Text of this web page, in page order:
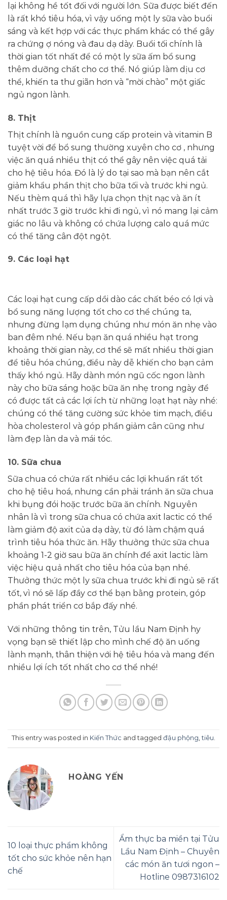
lại không hề tốt đối với người lớn. Sữa được biết đến
là rất khó tiêu hóa, vì vậy uống một ly sữa vào buổi
sáng và kết hợp với các thực phẩm khác có thể gây
ra chứng ợ nóng và đau dạ dày. Buổi tối chính là
thời gian tốt nhất để có một ly sữa ấm bổ sung
thêm dưỡng chất cho cơ thể. Nó giúp làm dịu cơ
thể, khiến ta thư giãn hơn và “mời chào” một giấc
ngủ ngon lành.
8. Thịt
Thịt chính là nguồn cung cấp protein và vitamin B
tuyệt vời để bổ sung thường xuyên cho cơ , nhưng
việc ăn quá nhiều thịt có thể gây nên việc quá tải
cho hệ tiêu hóa. Đó là lý do tại sao mà bạn nên cắt
giảm khẩu phần thịt cho bữa tối và trước khi ngủ.
Nếu thèm quá thì hãy lựa chọn thịt nạc và ăn ít
nhất trước 3 giờ trước khi đi ngủ, vì nó mang lại cảm
giác no lâu và không có chứa lượng calo quá mức
có thể tăng cân đột ngột.
9. Các loại hạt
Các loại hạt cung cấp dồi dào các chất béo có lợi và
bổ sung năng lượng tốt cho cơ thể chúng ta,
nhưng đừng lạm dụng chúng như món ăn nhẹ vào
ban đêm nhé. Nếu bạn ăn quá nhiều hạt trong
khoảng thời gian này, cơ thể sẽ mất nhiều thời gian
để tiêu hóa chúng, điều này dễ khiến cho bạn cảm
thấy khó ngủ. Hãy dành món ngũ cốc ngon lành
này cho bữa sáng hoặc bữa ăn nhẹ trong ngày để
có được tất cả các lợi ích từ những loạt hạt này nhé:
chúng có thể tăng cường sức khỏe tim mạch, điều
hòa cholesterol và góp phần giảm cân cũng như
làm đẹp làn da và mái tóc.
10. Sữa chua
Sữa chua có chứa rất nhiều các lợi khuẩn rất tốt
cho hệ tiêu hoá, nhưng cần phải tránh ăn sữa chua
khi bụng đói hoặc trước bữa ăn chính. Nguyên
nhân là vì trong sữa chua có chứa axit lactic có thể
làm giảm độ axit của dạ dày, từ đó làm chậm quá
trình tiêu hóa thức ăn. Hãy thưởng thức sữa chua
khoảng 1-2 giờ sau bữa ăn chính để axit lactic làm
việc hiệu quả nhất cho tiêu hóa của bạn nhé.
Thưởng thức một ly sữa chua trước khi đi ngủ sẽ rất
tốt, vì nó sẽ lấp đầy cơ thể bạn bằng protein, góp
phần phát triển cơ bắp đấy nhé.
Với những thông tin trên, Tửu lầu Nam Định hy
vọng bạn sẽ thiết lập cho mình chế độ ăn uống
lành mạnh, thân thiện với hệ tiêu hóa và mang đến
nhiều lợi ích tốt nhất cho cơ thể nhé!
This entry was posted in Kiến Thức and tagged đậu phộng,tiêu.
HOÀNG YẾN
10 loại thực phẩm không
tốt cho sức khỏe nên hạn
chế
Ẩm thực ba miền tại Tửu
Lầu Nam Định – Chuyên
các món ăn tươi ngon –
Hotline 0987316102